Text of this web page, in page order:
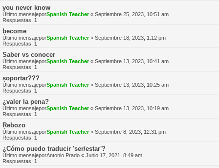
you never know
Último mensajeporSpanish Teacher« Septiembre 25, 2023, 10:51 am
Respuestas: 1
become
Último mensajeporSpanish Teacher« Septiembre 18, 2023, 1:12 pm
Respuestas: 1
Saber vs conocer
Último mensajeporSpanish Teacher« Septiembre 13, 2023, 10:41 am
Respuestas: 1
soportar???
Último mensajeporSpanish Teacher« Septiembre 13, 2023, 10:25 am
Respuestas: 1
¿valer la pena?
Último mensajeporSpanish Teacher« Septiembre 13, 2023, 10:19 am
Respuestas: 1
Rebozo
Último mensajeporSpanish Teacher« Septiembre 8, 2023, 12:31 pm
Respuestas: 1
¿Cómo puedo traducir 'ser/estar'?
Último mensajeporAntonio Prado « Junio 17, 2021, 8:49 am
Respuestas: 1